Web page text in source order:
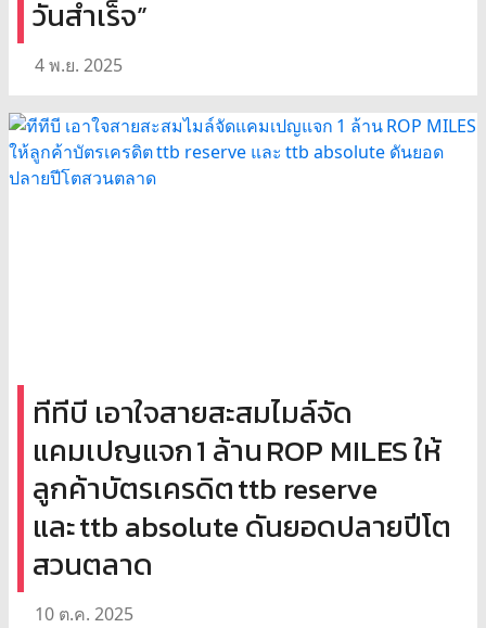
วันสำเร็จ”
4 พ.ย. 2025
ทีทีบี เอาใจสายสะสมไมล์จัด
แคมเปญแจก 1 ล้าน ROP MILES ให้
ลูกค้าบัตรเครดิต ttb reserve
และ ttb absolute ดันยอดปลายปีโต
สวนตลาด
10 ต.ค. 2025